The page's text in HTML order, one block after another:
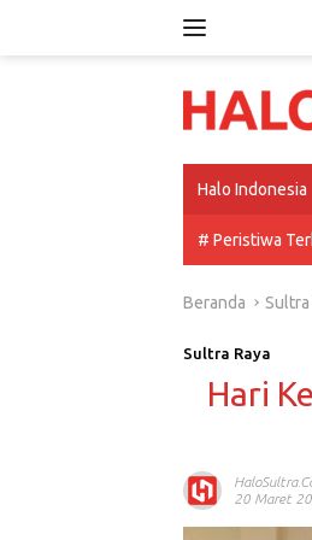
Halo Indonesia
# Peristiwa
Beranda Sultra
Sultra Raya
Hari
20 Maret